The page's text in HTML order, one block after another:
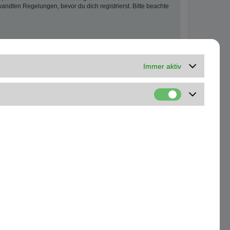
Regelungen, bevor du dich registrierst. Bitte beachte
Alle Zeiten sindUTC+01:00
Alle Cookies löschen
Kontakt
Immer aktiv